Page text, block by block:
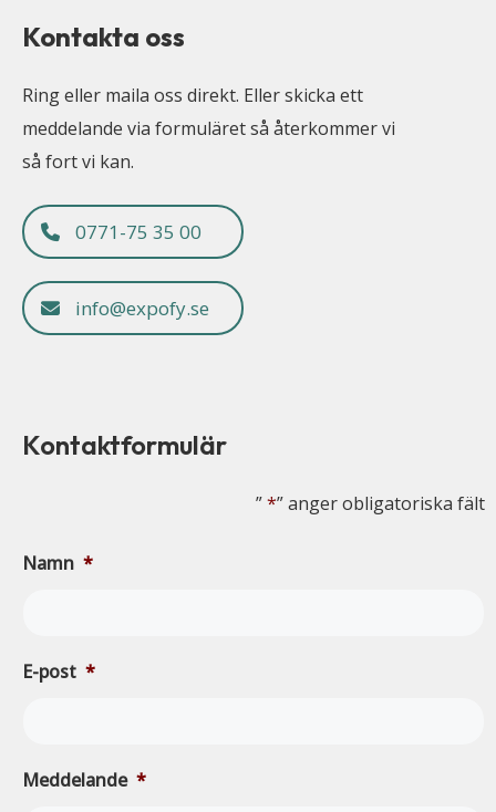
Kontakta oss
Ring eller maila oss direkt. Eller skicka ett
meddelande via formuläret så återkommer vi
så fort vi kan.
0771-75 35 00
info@expofy.se
Kontaktformulär
”*” anger obligatoriska fält
Namn *
E-post *
Meddelande *